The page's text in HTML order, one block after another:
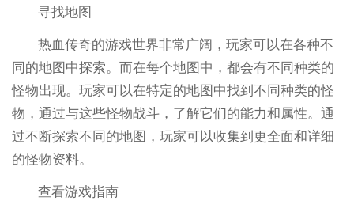
寻找地图
热血传奇的游戏世界非常广阔，玩家可以在各种不
同的地图中探索。而在每个地图中，都会有不同种类的
怪物出现。玩家可以在特定的地图中找到不同种类的怪
物，通过与这些怪物战斗，了解它们的能力和属性。通
过不断探索不同的地图，玩家可以收集到更全面和详细
的怪物资料。
查看游戏指南